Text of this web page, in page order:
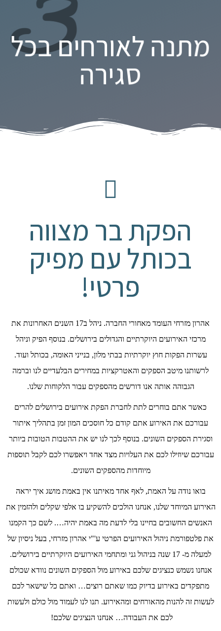
3
מתנה לאורחים בכל
סגירה
הפקת בר מצווה
בכותל עם מפיק
פרטי!
אהרון מזרחי העומד מאחורי החברה. ניהל ב17 השנים האחרונות את
מרכזי האירועים היוקרתיים והגדולים בירושלים. בנוסף הפיק וניהל
עשרות הפקות חוץ יוקרתיות בבתי מלון, בנייני האומה, בכותל ועוד.
לרשותנו מיטב הספקים והאטרקציות במחירים הבלעדיים לנו וברמה
הגבוהה אותה אנו דורשים מהספקים עבור הלקוחות שלנו.
כאשר אתם בוחרים לתת לחברת הפקת אירועים בירושלים להרים
עבורכם את האירוע אתם קודם כל חוסכים המון זמן בתהליך איתור
וסגירת הספקים השונים. בנוסף לכך לנו יש את ההטבות הטובות ביותר
עבורכם שיוזילו לכם את העלויות מצד אחד ויאפשרו לכם לקבל תוספות
מיוחדות מהספקים השונים.
בואו נודה על האמת, לאף אחד מאיתנו אין באמת מושג איך יראה
האירוע המיוחד שלנו, אנחנו הולכים להשקיע בו אלפי שקלים ולהזמין את
האנשים החשובים בחיינו בלי לדעת מה באמת יהיה…. לשם כך הקמנו
את פלטפורמת ניהול האירועים הפרטי ע'"י אהרון מזרחי, בעל ניסיון של
למעלה מ- 17 שנה בניהול גני ומתחמי האירועים היוקרתיים בירושלים.
אנחנו נשמש כנציגים שלכם באירוע מול הספקים השונים נוודא שכולם
מתפקדים באירוע בדיוק כמו שאתם רוצים… ואתם כל שישאר לכם
לעשות זה להנות מהאורחים ומהאירוע. תנו לנו לעמוד מול כולם ולעשות
לכם את העבודה… אנחנו הנציגים שלכם!